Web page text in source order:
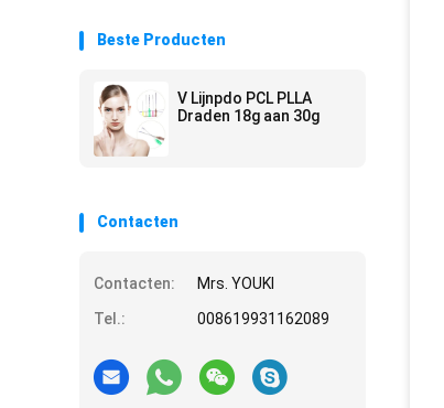
Beste Producten
V Lijnpdo PCL PLLA
Draden 18g aan 30g
Contacten
Contacten:
Mrs. YOUKI
Tel.:
008619931162089